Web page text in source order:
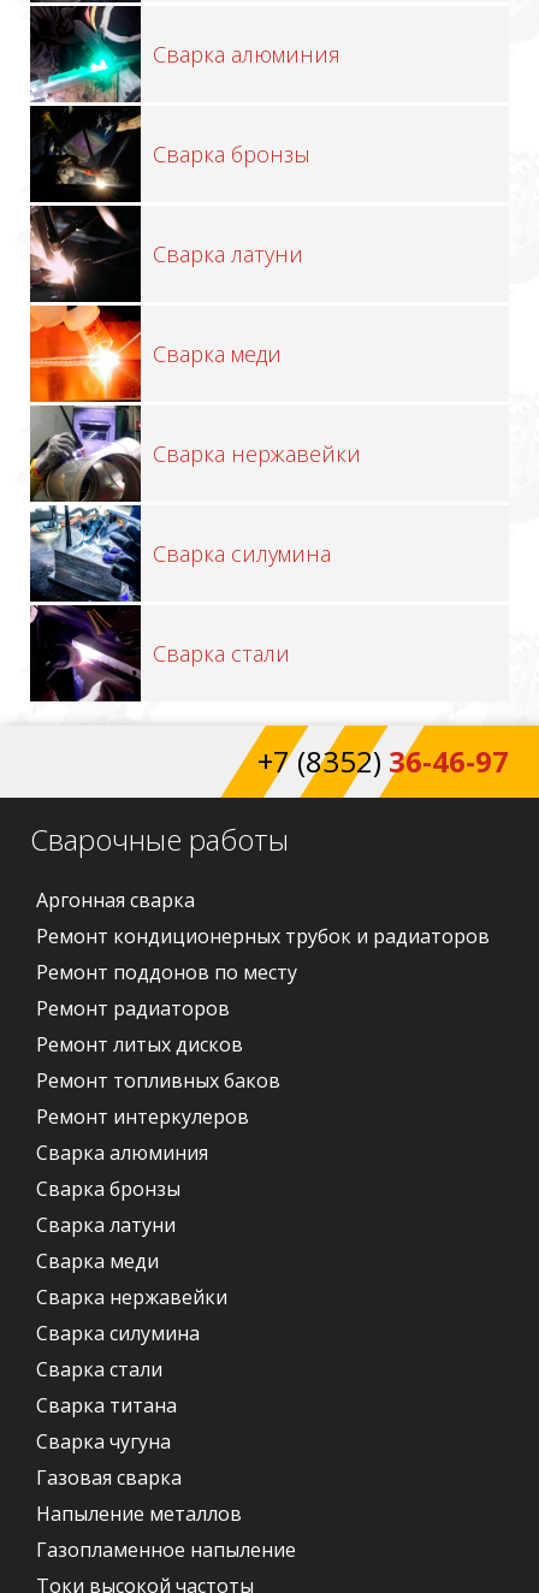
Сварка алюминия
Сварка бронзы
Сварка латуни
Сварка меди
Сварка нержавейки
Сварка силумина
Сварка стали
+7 (8352) 36-46-97
Сварочные работы
Аргонная сварка
Ремонт кондиционерных трубок и радиаторов
Ремонт поддонов по месту
Ремонт радиаторов
Ремонт литых дисков
Ремонт топливных баков
Ремонт интеркулеров
Сварка алюминия
Сварка бронзы
Сварка латуни
Сварка меди
Сварка нержавейки
Сварка силумина
Сварка стали
Сварка титана
Сварка чугуна
Газовая сварка
Напыление металлов
Газопламенное напыление
Токи высокой частоты